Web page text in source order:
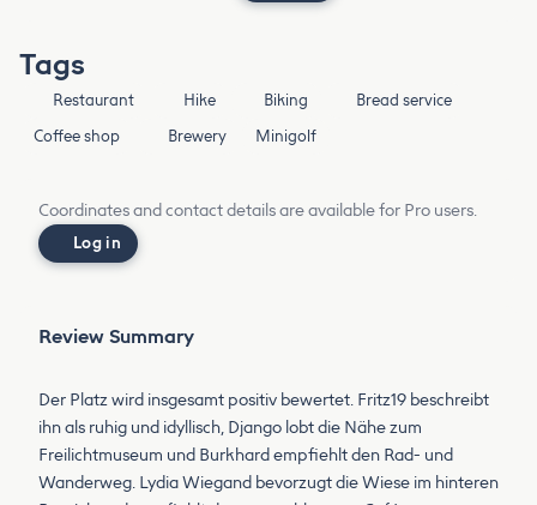
Tags
Restaurant Hike Biking
Bread service
Coffee shop
Brewery Minigolf
Coordinates and contact details are available for Pro users.
Log in
Review Summary
Der Platz wird insgesamt positiv bewertet. Fritz19 beschreibt
ihn als ruhig und idyllisch, Django lobt die Nähe zum
Freilichtmuseum und Burkhard empfiehlt den Rad- und
Wanderweg. Lydia Wiegand bevorzugt die Wiese im hinteren